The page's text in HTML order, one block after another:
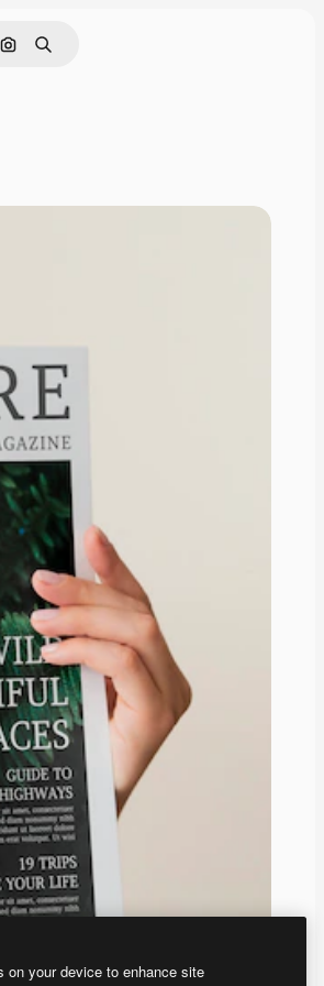
이미지로 검색
검색
on your device to enhance site